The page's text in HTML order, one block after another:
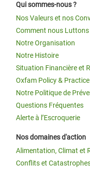
Qui sommes-nous ?
Nos Valeurs et nos
Comment nous
Notre Organisation
Notre Histoire
Situation Financière et
Oxfam Policy & Practice
Notre Politique de
Questions Fréquentes
Alerte à l’Escroquerie
Nos domaines d'action
Alimentation, Climat et
Conflits et